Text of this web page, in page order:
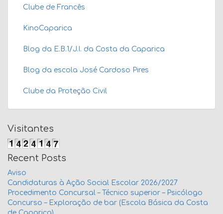
Clube de Francês
KinoCaparica
Blog da E.B.1/J.I. da Costa da Caparica
Blog da escola José Cardoso Pires
Clube da Proteção Civil
Visitantes
Recent Posts
Aviso
Candidaturas à Ação Social Escolar 2026/2027
Procedimento Concursal – Técnico superior – Psicólogo
Concurso – Exploração de bar (Escola Básica da Costa